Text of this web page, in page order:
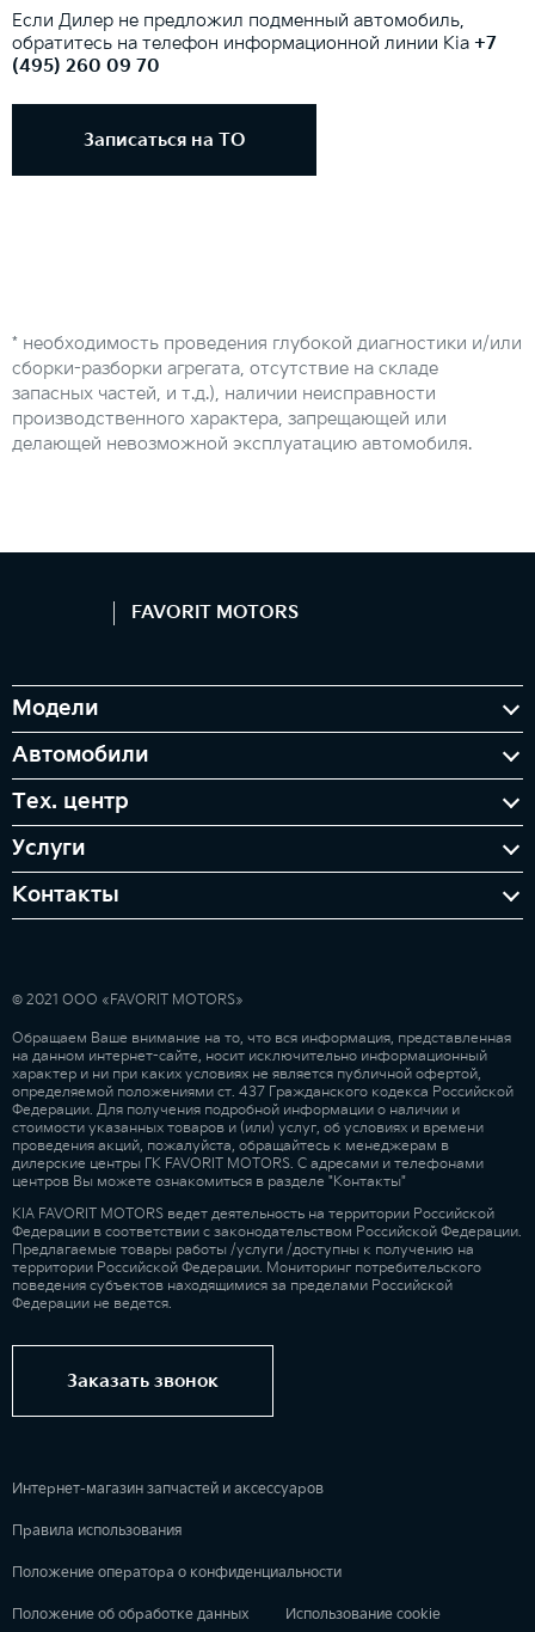
Если Дилер не предложил подменный автомобиль,
обратитесь на телефон информационной линии Kia +7
(495) 260 09 70
Записаться на ТО
* необходимость проведения глубокой диагностики и/или
сборки-разборки агрегата, отсутствие на складе
запасных частей, и т.д.), наличии неисправности
производственного характера, запрещающей или
делающей невозможной эксплуатацию автомобиля.
FAVORIT MOTORS
Модели
Автомобили
Тех. центр
Услуги
Контакты
© 2021 ООО «FAVORIT MOTORS»
Обращаем Ваше внимание на то, что вся информация, представленная
на данном интернет-сайте, носит исключительно информационный
характер и ни при каких условиях не является публичной офертой,
определяемой положениями ст. 437 Гражданского кодекса Российской
Федерации. Для получения подробной информации о наличии и
стоимости указанных товаров и (или) услуг, об условиях и времени
проведения акций, пожалуйста, обращайтесь к менеджерам в
дилерские центры ГК FAVORIT MOTORS. С адресами и телефонами
центров Вы можете ознакомиться в разделе "Контакты"
KIA FAVORIT MOTORS ведет деятельность на территории Российской
Федерации в соответствии с законодательством Российской Федерации.
Предлагаемые товары работы /услуги /доступны к получению на
территории Российской Федерации. Мониторинг потребительского
поведения субъектов находящимися за пределами Российской
Федерации не ведется.
Заказать звонок
Интернет-магазин запчастей и аксессуаров
Правила использования
Положение оператора о конфиденциальности
Положение об обработке данных Использование cookie